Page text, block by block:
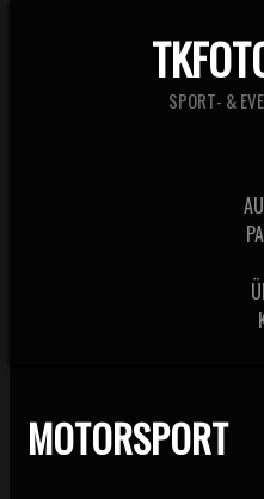
SPORT- &
MOTORSPORT